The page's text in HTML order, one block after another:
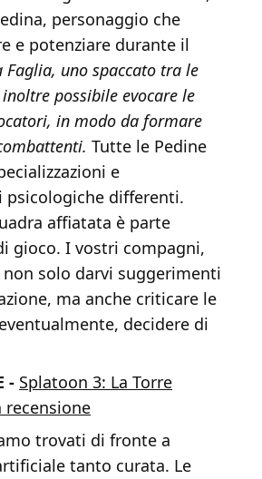
personaggio che
e potenziare durante il
Faglia, uno spaccato tra le
possibile evocare le
in modo da formare
Tutte le Pedine
e
psicologiche differenti.
affiatata è parte
gioco. I vostri compagni,
solo darvi suggerimenti
ma anche criticare le
decidere di
- Splatoon 3: La Torre
recensione
trovati di fronte a
tanto curata. Le